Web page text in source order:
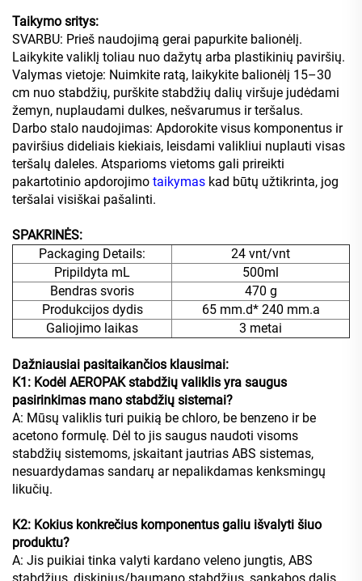
Taikymo sritys:
SVARBU: Prieš naudojimą gerai papurkite balionėlį.
Laikykite valiklį toliau nuo dažytų arba plastikinių paviršių.
Valymas vietoje: Nuimkite ratą, laikykite balionėlį 15–30
cm nuo stabdžių, purškite stabdžių dalių viršuje judėdami
žemyn, nuplaudami dulkes, nešvarumus ir teršalus.
Darbo stalo naudojimas: Apdorokite visus komponentus ir
paviršius dideliais kiekiais, leisdami valikliui nuplauti visas
teršalų daleles. Atsparioms vietoms gali prireikti
pakartotinio apdorojimo taikymas kad būtų užtikrinta, jog
teršalai visiškai pašalinti.
SPAKRINĖS:
Packaging Details:
24 vnt/vnt
Pripildyta mL
500ml
Bendras svoris
470 g
Produkcijos dydis
65 mm.d* 240 mm.a
Galiojimo laikas
3 metai
Dažniausiai pasitaikančios klausimai:
K1: Kodėl AEROPAK stabdžių valiklis yra saugus
pasirinkimas mano stabdžių sistemai?
A: Mūsų valiklis turi puikią be chloro, be benzeno ir be
acetono formulę. Dėl to jis saugus naudoti visoms
stabdžių sistemoms, įskaitant jautrias ABS sistemas,
nesuardydamas sandarų ar nepalikdamas kenksmingų
likučių.
K2: Kokius konkrečius komponentus galiu išvalyti šiuo
produktu?
A: Jis puikiai tinka valyti kardano veleno jungtis, ABS